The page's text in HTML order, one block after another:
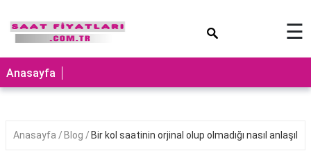
☰
Anasayfa
Anasayfa Blog Bir kol saatinin orjinal olup olmadığı nasıl anlaşılır?